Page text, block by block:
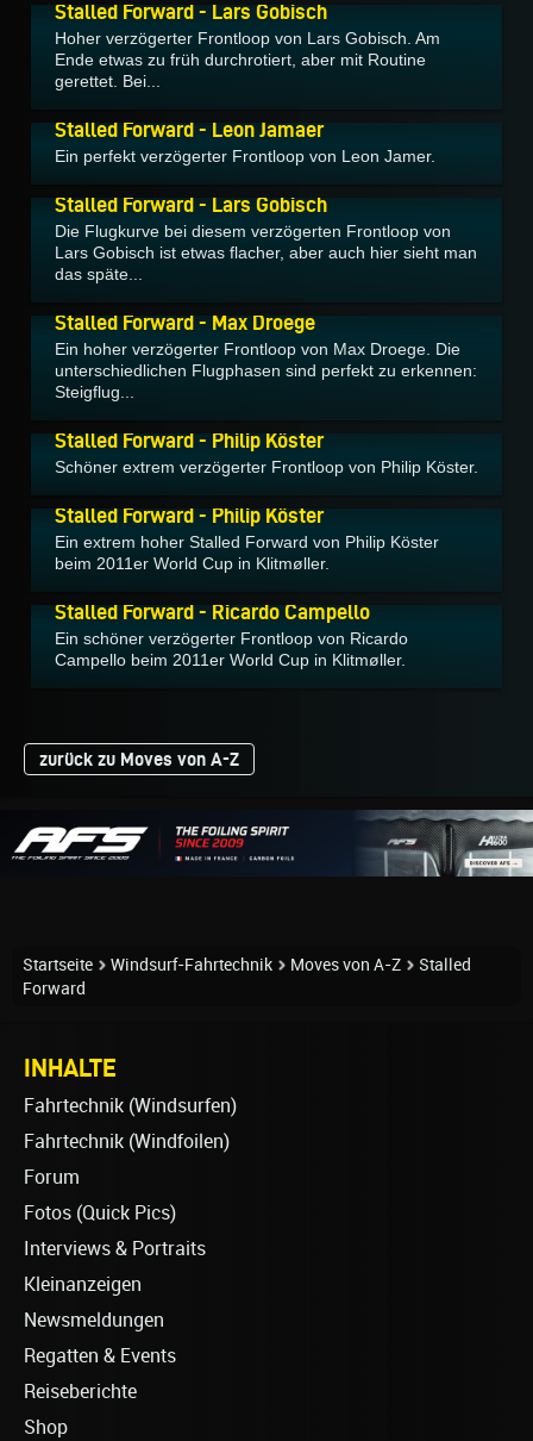
Stalled Forward - Lars Gobisch
Hoher verzögerter Frontloop von Lars Gobisch. Am
Ende etwas zu früh durchrotiert, aber mit Routine
gerettet. Bei...
Stalled Forward - Leon Jamaer
Ein perfekt verzögerter Frontloop von Leon Jamer.
Stalled Forward - Lars Gobisch
Die Flugkurve bei diesem verzögerten Frontloop von
Lars Gobisch ist etwas flacher, aber auch hier sieht man
das späte...
Stalled Forward - Max Droege
Ein hoher verzögerter Frontloop von Max Droege. Die
unterschiedlichen Flugphasen sind perfekt zu erkennen:
Steigflug...
Stalled Forward - Philip Köster
Schöner extrem verzögerter Frontloop von Philip Köster.
Stalled Forward - Philip Köster
Ein extrem hoher Stalled Forward von Philip Köster
beim 2011er World Cup in Klitmøller.
Stalled Forward - Ricardo Campello
Ein schöner verzögerter Frontloop von Ricardo
Campello beim 2011er World Cup in Klitmøller.
zurück zu Moves von A-Z
Startseite Windsurf-Fahrtechnik Moves von A-Z
Stalled
Forward
INHALTE
Fahrtechnik (Windsurfen)
Fahrtechnik (Windfoilen)
Forum
Fotos (Quick Pics)
Interviews & Portraits
Kleinanzeigen
Newsmeldungen
Regatten & Events
Reiseberichte
Shop